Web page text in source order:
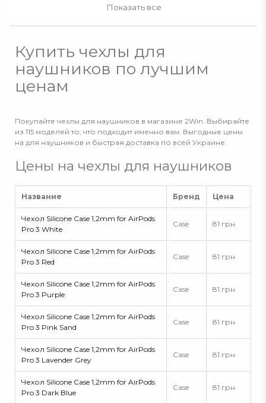
Показать все
Купить чехлы для
наушников по лучшим
ценам
Покупайте чехлы для наушников в магазине 2Win. Выбирайте
из 115 моделей то, что подходит именно вам. Выгодные цены
на для наушников и быстрая доставка по всей Украине.
Цены на чехлы для наушников
Название Бренд Цена
Чехол Silicone Case 1,2mm for AirPods
Pro 3 White
Case 81 грн
Чехол Silicone Case 1,2mm for AirPods
Pro 3 Red
Case 81 грн
Чехол Silicone Case 1,2mm for AirPods
Pro 3 Purple
Case 81 грн
Чехол Silicone Case 1,2mm for AirPods
Pro 3 Pink Sand
Case 81 грн
Чехол Silicone Case 1,2mm for AirPods
Pro 3 Lavender Grey
Case 81 грн
Чехол Silicone Case 1,2mm for AirPods
Pro 3 Dark Blue
Case 81 грн